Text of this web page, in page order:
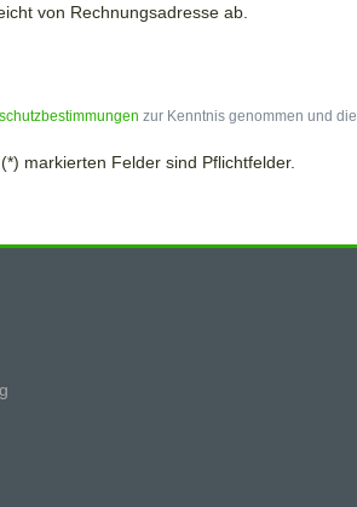
von Rechnungsadresse ab.
zur Kenntnis genommen und die
markierten Felder sind Pflichtfelder.